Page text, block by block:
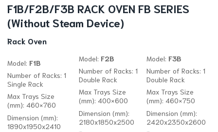
F1B/F2B/F3B RACK OVEN FB SERIES
(Without Steam Device)
Rack Oven
Model: F1B
Number of Racks: 1
Single Rack
Max Trays Size
(mm): 460×760
Dimension (mm):
1890x1950x2410
Model: F2B
Number of Racks: 1
Double Rack
Max Trays Size
(mm): 400×600
Dimension (mm):
2180x1850x2500
Model:F3B
Number of Racks: 1
Double Rack
Max Trays Size
(mm): 460×750
Dimension (mm):
2420x2350x2600